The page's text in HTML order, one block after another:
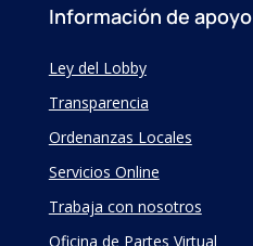
Información de apoyo
Ley del Lobby
Transparencia
Ordenanzas Locales
Servicios Online
Trabaja con nosotros
Oficina de Partes Virtual